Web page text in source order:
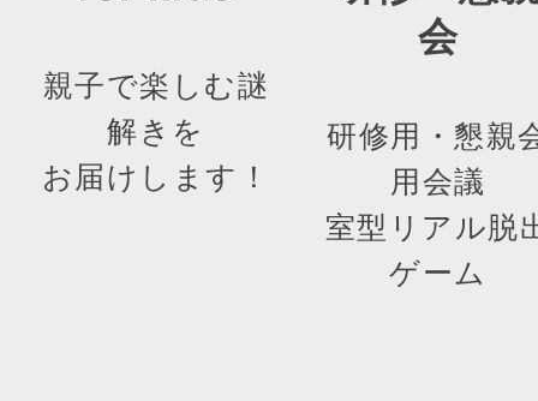
親子で楽しむ謎
解きを
お届けします！
会
研修用・懇親
用会議
室型リアル脱
ゲーム